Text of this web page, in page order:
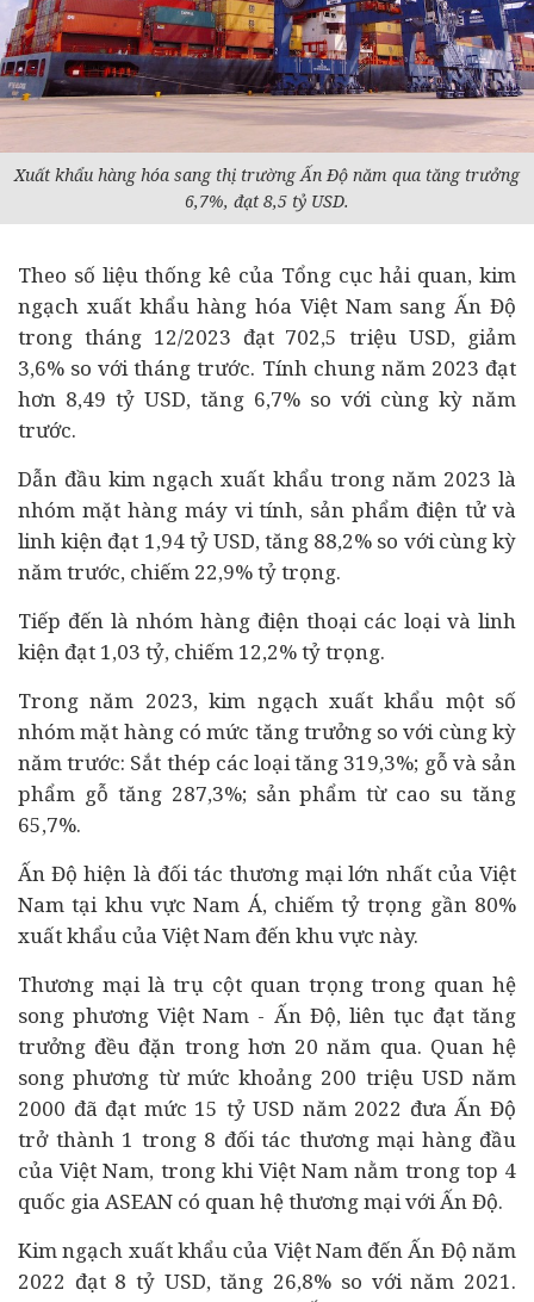
Xuất khẩu hàng hóa sang thị trường Ấn Độ năm qua tăng trưởng
6,7%, đạt 8,5 tỷ USD.
Theo số liệu thống kê của Tổng cục hải quan, kim
ngạch xuất khẩu hàng hóa Việt Nam sang Ấn Độ
trong tháng 12/2023 đạt 702,5 triệu USD, giảm
3,6% so với tháng trước. Tính chung năm 2023 đạt
hơn 8,49 tỷ USD, tăng 6,7% so với cùng kỳ năm
trước.
Dẫn đầu kim ngạch xuất khẩu trong năm 2023 là
nhóm mặt hàng máy vi tính, sản phẩm điện tử và
linh kiện đạt 1,94 tỷ USD, tăng 88,2% so với cùng kỳ
năm trước, chiếm 22,9% tỷ trọng.
Tiếp đến là nhóm hàng điện thoại các loại và linh
kiện đạt 1,03 tỷ, chiếm 12,2% tỷ trọng.
Trong năm 2023, kim ngạch xuất khẩu một số
nhóm mặt hàng có mức tăng trưởng so với cùng kỳ
năm trước: Sắt thép các loại tăng 319,3%; gỗ và sản
phẩm gỗ tăng 287,3%; sản phẩm từ cao su tăng
65,7%.
Ấn Độ hiện là đối tác thương mại lớn nhất của Việt
Nam tại khu vực Nam Á, chiếmtỷ trọng gần 80%
xuất khẩu của Việt Nam đến khu vực này.
Thương mại là trụ cột quan trọng trong quan hệ
song phương Việt Nam - Ấn Độ, liên tục đạt tăng
trưởng đều đặn trong hơn 20 năm qua. Quan hệ
song phương từ mức khoảng 200 triệu USD năm
2000 đã đạt mức 15 tỷ USD năm 2022 đưa Ấn Độ
trở thành 1 trong 8 đối tác thương mại hàng đầu
của Việt Nam, trong khi Việt Nam nằm trong top 4
quốc gia ASEAN có quan hệ thương mại với Ấn Độ.
Kim ngạch xuất khẩu của Việt Nam đến Ấn Độ năm
2022 đạt 8 tỷ USD, tăng 26,8% so với năm 2021.